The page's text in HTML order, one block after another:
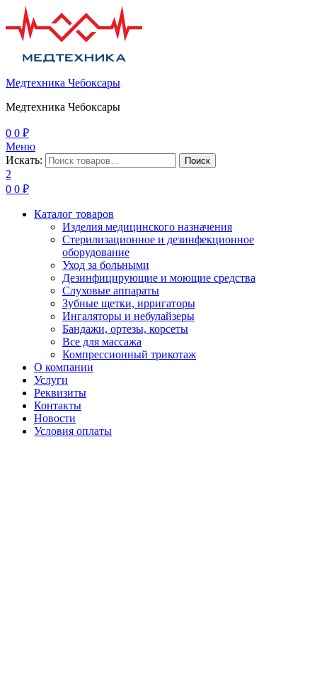
Медтехника Чебоксары
Медтехника Чебоксары
0 0 ₽
Меню
Искать:
Поиск
2
0 0 ₽
Каталог товаров
Изделия медицинского назначения
Стерилизационное и дезинфекционное
оборудование
Уход за больными
Дезинфицирующие и моющие средства
Слуховые аппараты
Зубные щетки, ирригаторы
Ингаляторы и небулайзеры
Бандажи, ортезы, корсеты
Все для массажа
Компрессионный трикотаж
О компании
Услуги
Реквизиты
Контакты
Новости
Условия оплаты